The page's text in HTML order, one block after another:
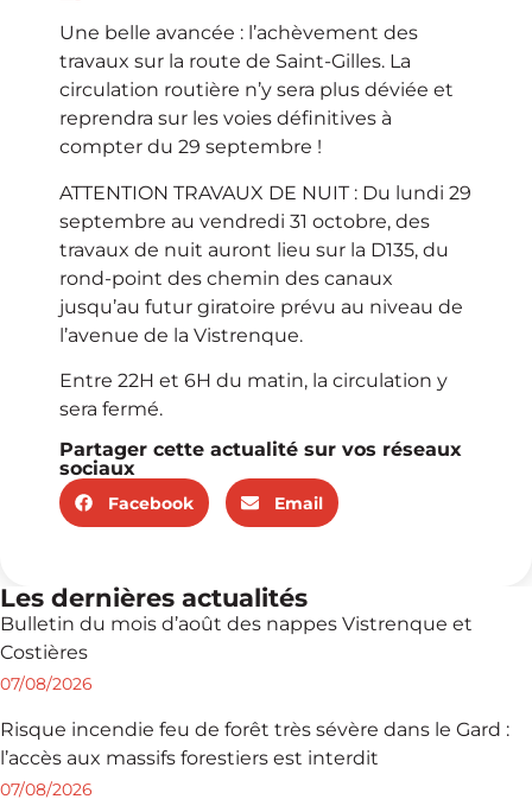
Une belle avancée : l’achèvement des
travaux sur la route de Saint-Gilles. La
circulation routière n’y sera plus déviée et
reprendra sur les voies définitives à
compter du 29 septembre !
ATTENTION TRAVAUX DE NUIT : Du lundi 29
septembre au vendredi 31 octobre, des
travaux de nuit auront lieu sur la D135, du
rond-point des chemin des canaux
jusqu’au futur giratoire prévu au niveau de
l’avenue de la Vistrenque.
Entre 22H et 6H du matin, la circulation y
sera fermé.
Partager cette actualité sur vos réseaux
sociaux
Facebook Email
Les dernières actualités
Bulletin du mois d’août des nappes Vistrenque et
Costières
07/08/2026
Risque incendie feu de forêt très sévère dans le Gard :
l’accès aux massifs forestiers est interdit
07/08/2026